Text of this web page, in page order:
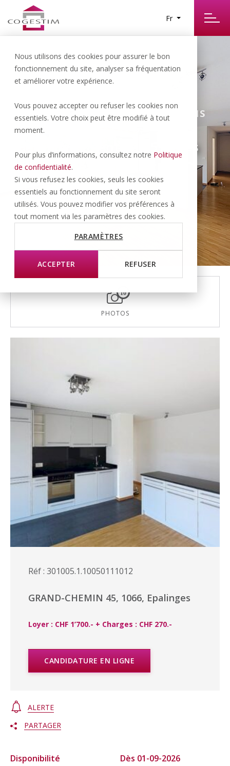
Nous utilisons des cookies pour assurer le bon
fonctionnement du site, analyser sa fréquentation
et améliorer votre expérience.
Vous pouvez accepter ou refuser les cookies non
essentiels. Votre choix peut être modifié à tout
moment.
Pour plus d’informations, consultez notre Politique
de confidentialité.
Si vous refusez les cookies, seuls les cookies
essentiels au fonctionnement du site seront
utilisés. Vous pouvez modifier vos préférences à
tout moment via les paramètres des cookies.
PARAMÈTRES
ACCEPTER REFUSER
Fr
Epalinges | 1’700.- CHF/NET/MOIS
Bel appartement de 2.5 pièces
au 1er étage
69 M 2.5 P 1 PARK
10
PHOTOS
Réf : 301005.1.10050111012
GRAND-CHEMIN 45, 1066, Epalinges
Loyer : CHF 1’700.- + Charges : CHF 270.-
CANDIDATURE EN LIGNE
ALERTE
PARTAGER
Disponibilité
Dès 01-09-2026